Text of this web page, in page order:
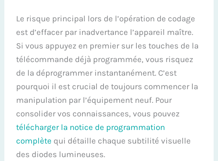
Le risque principal lors de l’opération de codage
est d’effacer par inadvertance l’appareil maître.
Si vous appuyez en premier sur les touches de la
télécommande déjà programmée, vous risquez
de la déprogrammer instantanément. C’est
pourquoi il est crucial de toujours commencer la
manipulation par l’équipement neuf. Pour
consolider vos connaissances, vous pouvez
télécharger la notice de programmation
complète qui détaille chaque subtilité visuelle
des diodes lumineuses.